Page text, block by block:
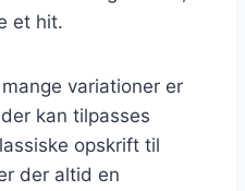
et hit.
variationer er
kan tilpasses
opskrift til
der altid en